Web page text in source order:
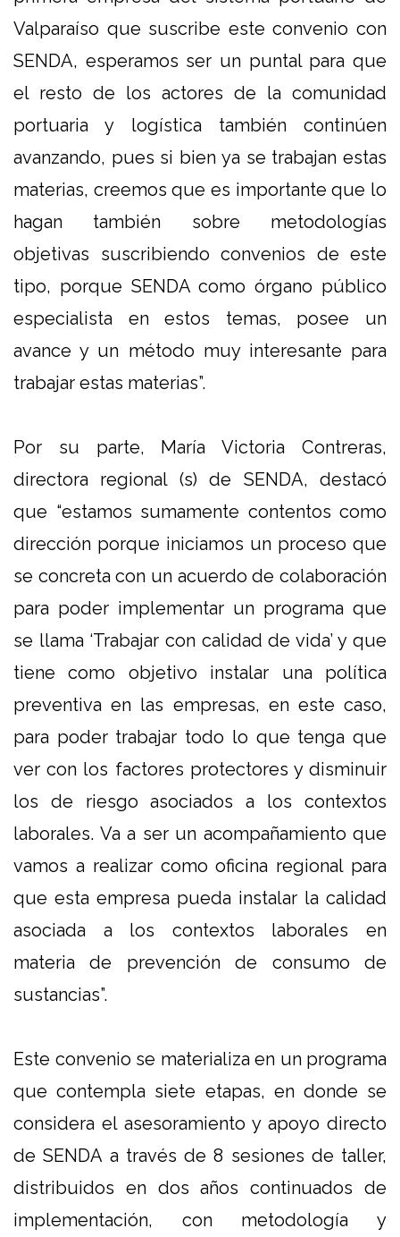
Valparaíso que suscribe este convenio con
SENDA, esperamos ser un puntal para que
el resto de los actores de la comunidad
portuaria y logística también continúen
avanzando, pues si bien ya se trabajan estas
materias, creemos que es importante que lo
hagan también sobre metodologías
objetivas suscribiendo convenios de este
tipo, porque SENDA como órgano público
especialista en estos temas, posee un
avance y un método muy interesante para
trabajar estas materias”.
Por su parte, María Victoria Contreras,
directora regional (s) de SENDA, destacó
que “estamos sumamente contentos como
dirección porque iniciamos un proceso que
se concreta con un acuerdo de colaboración
para poder implementar un programa que
se llama ‘Trabajar con calidad de vida’ y que
tiene como objetivo instalar una política
preventiva en las empresas, en este caso,
para poder trabajar todo lo que tenga que
ver con los factores protectores y disminuir
los de riesgo asociados a los contextos
laborales. Va a ser un acompañamiento que
vamos a realizar como oficina regional para
que esta empresa pueda instalar la calidad
asociada a los contextos laborales en
materia de prevención de consumo de
sustancias”.
Este convenio se materializa en un programa
que contempla siete etapas, en donde se
considera el asesoramiento y apoyo directo
de SENDA a través de 8 sesiones de taller,
distribuidos en dos años continuados de
implementación, con metodología y